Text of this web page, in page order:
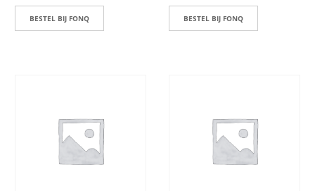
BESTEL BIJ FONQ BESTEL BIJ FONQ